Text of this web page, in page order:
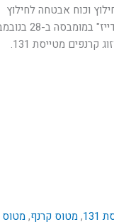
וכוח אבטחה לחילוץ
הישראלים שנפגעו בהתקפת אירגון אל קעידה על מלון
,מטוס קרנף,